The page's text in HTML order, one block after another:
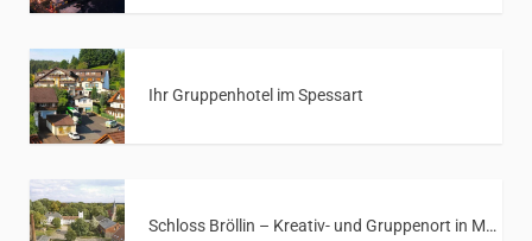
Ihr Gruppenhotel im Spessart
Schloss Bröllin – Kreativ- und Gruppenort in Mecklenburg-Vorpommern